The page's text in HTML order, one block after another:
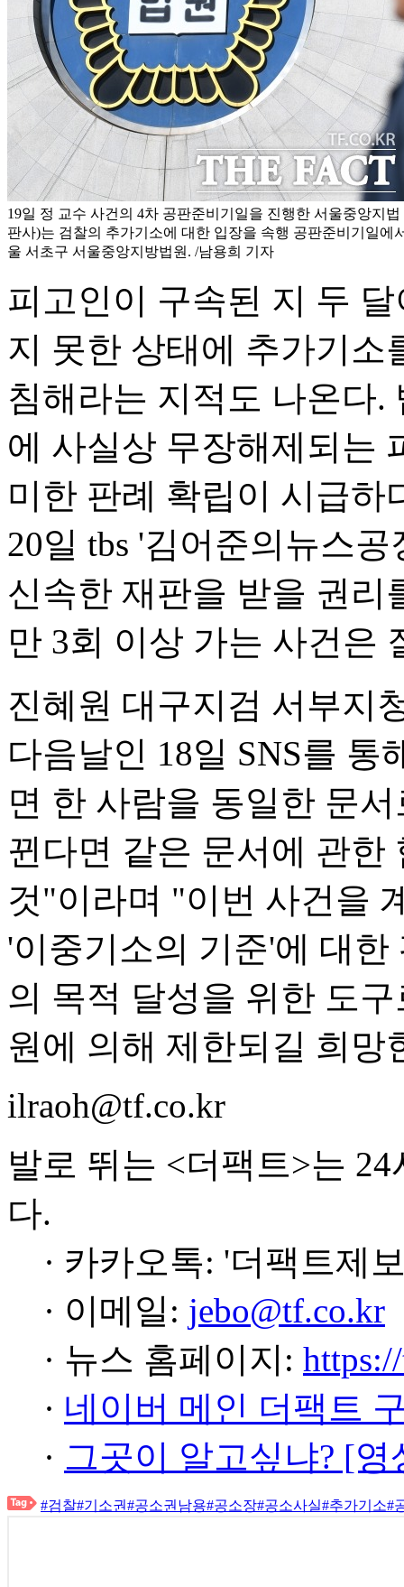
19일 정 교수 사건의 4차 공판준비기일을 진행한 서울중앙지
판사)는 검찰의 추가기소에 대한 입장을 속행 공판준비기일에
울 서초구 서울중앙지방법원. /남용희 기자
피고인이 구속된 지 두
지 못한 상태에 추가기소
침해라는 지적도 나온다.
에 사실상 무장해제되는
미한 판례 확립이 시급하
20일 tbs '김어준의뉴스
신속한 재판을 받을 권리
만 3회 이상 가는 사건은
진혜원 대구지검 서부지
다음날인 18일 SNS를
면 한 사람을 동일한 문
뀐다면 같은 문서에 관한
것"이라며 "이번 사건을
'이중기소의 기준'에 대
의 목적 달성을 위한 도
원에 의해 제한되길 희망
ilraoh@tf.co.kr
발로 뛰는 <더팩트>는
다.
· 카카오톡: '더팩트제
· 이메일: jebo@tf.co.kr
· 뉴스 홈페이지:
· 네이버 메인 더팩트
· 그곳이 알고싶냐? [
#검찰#기소권#공소권남용#공소장#공소사실#추가기소#